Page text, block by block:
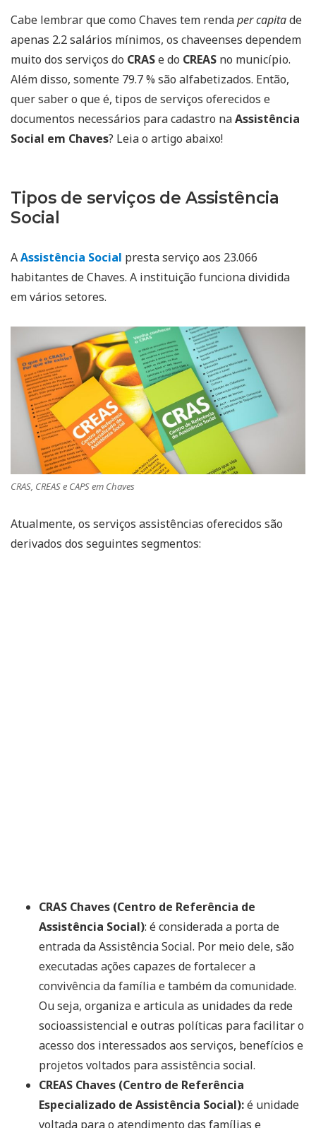
Cabe lembrar que como Chaves tem rendaper capitade
apenas 2.2 salários mínimos, os chaveenses dependem
muito dos serviços do CRASe do CREAS no município.
Além disso, somente 79.7 % são alfabetizados. Então,
quer saber o que é, tipos de serviços oferecidos e
documentos necessários para cadastro naAssistência
Social em Chaves? Leia o artigo abaixo!
Tipos de serviços de Assistência
Social
AAssistência Social presta serviço aos 23.066
habitantes de Chaves. A instituição funciona dividida
em vários setores.
CRAS, CREAS e CAPS em Chaves
Atualmente, os serviços assistências oferecidos são
derivados dos seguintes segmentos:
CRAS Chaves (Centro de Referência de
Assistência Social): é considerada a porta de
entrada da Assistência Social. Por meio dele, são
executadas ações capazes de fortalecer a
convivência da família e também da comunidade.
Ou seja, organiza e articula as unidades da rede
socioassistencial e outras políticas para facilitar o
acesso dos interessados aos serviços, benefícios e
projetos voltados para assistência social.
CREAS Chaves (Centro de Referência
Especializado de Assistência Social):é unidade
voltada para o atendimento das famílias e